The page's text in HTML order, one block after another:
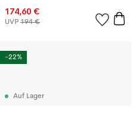
174,60 €
UVP 194 €
Auf Lager
-22%